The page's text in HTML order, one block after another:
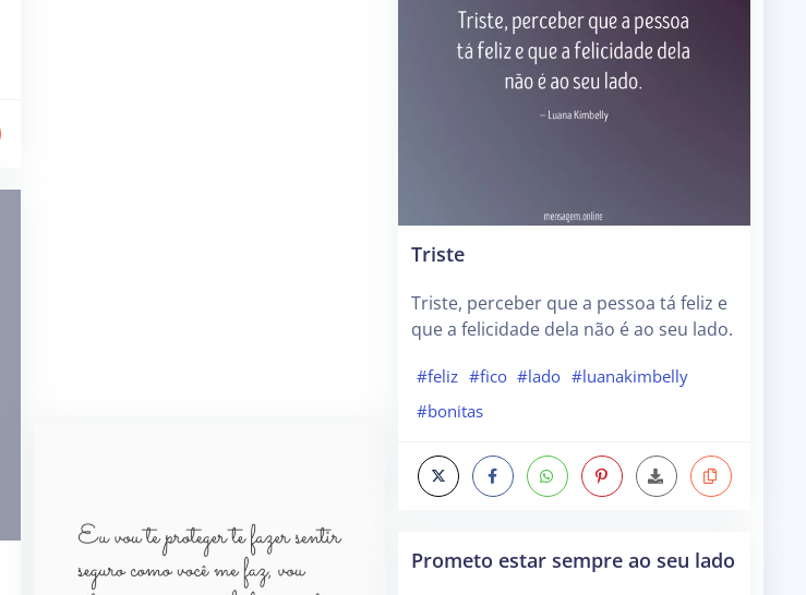
Triste
Triste, perceber que a pessoa tá feliz e
que a felicidade dela não é ao seu lado.
#feliz #fico #lado #luanakimbelly
#bonitas
Prometo estar sempre ao seu lado